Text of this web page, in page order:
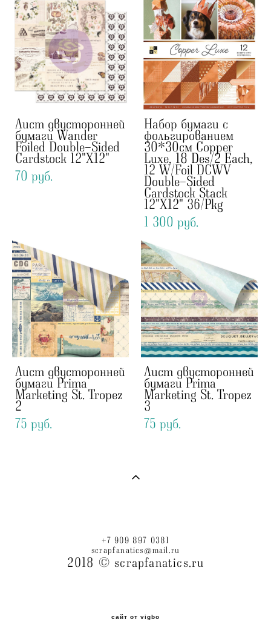
Лист двусторонней
бумаги Wander
Foiled Double-Sided
Cardstock 12"X12"
70 pуб.
Набор бумаги с
фольгированием
30*30см Copper
Luxe, 18 Des/2 Each,
12 W/Foil DCWV
Double-Sided
Cardstock Stack
12"X12" 36/Pkg
1 300 pуб.
Лист двусторонней
бумаги Prima
Marketing St. Tropez
2
75 pуб.
Лист двусторонней
бумаги Prima
Marketing St. Tropez
3
75 pуб.
+7 909 897 0381
scrapfanatics@mail.ru
2018 © scrapfanatics.ru
сайт от vigbo